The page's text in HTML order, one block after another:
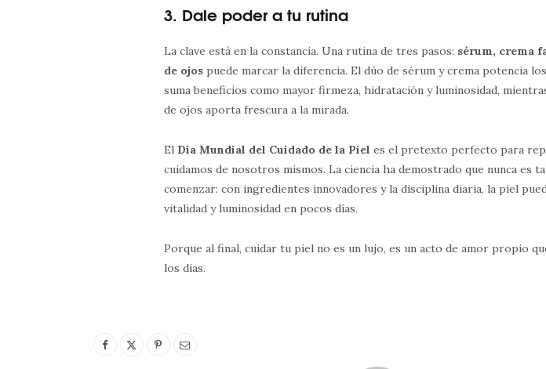
3. Dale poder a tu rutina
La clave está en la constancia. Una rutina de tres pasos: sérum, crema
de ojos puede marcar la diferencia. El dúo de sérum y crema potencia
suma beneficios como mayor firmeza, hidratación y luminosidad,
de ojos aporta frescura a la mirada.
El Día Mundial del Cuidado de la Piel es el pretexto perfecto para
cuidamos de nosotros mismos. La ciencia ha demostrado que nunca es
comenzar: con ingredientes innovadores y la disciplina diaria, la piel
vitalidad y luminosidad en pocos días.
Porque al final, cuidar tu piel no es un lujo, es un acto de amor propio
los días.